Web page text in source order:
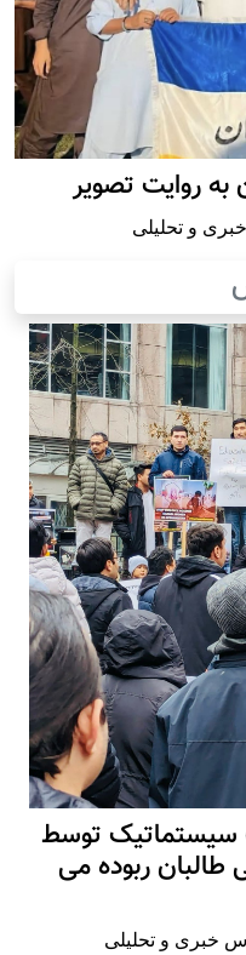
به روایت تصویر
و تحلیلی
سیستماتیک توسط
طالبان ربوده می
خبری و تحلیلی